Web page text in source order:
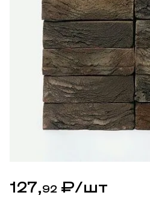
127,92 ₽/шт